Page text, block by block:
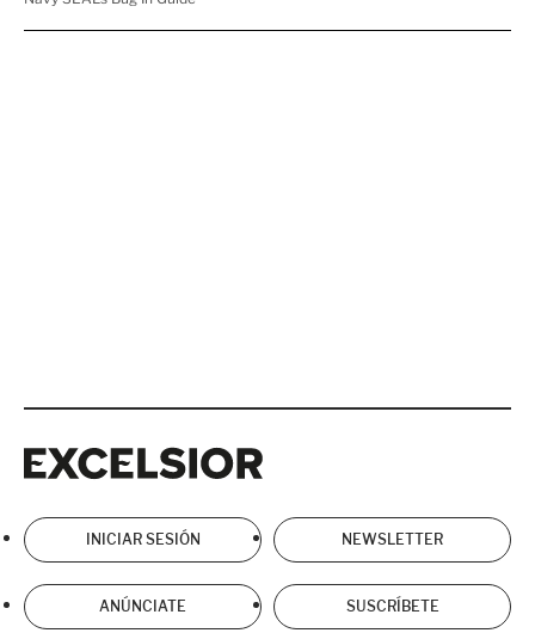
INICIAR SESIÓN NEWSLETTER
ANÚNCIATE SUSCRÍBETE